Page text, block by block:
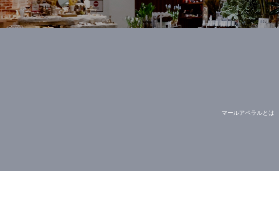
マールアペラルとは